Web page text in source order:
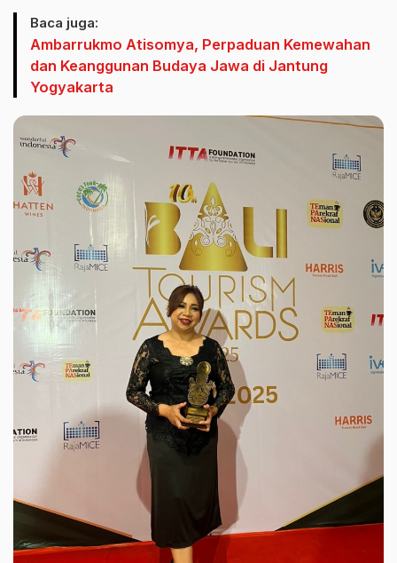
Baca juga:
Ambarrukmo Atisomya, Perpaduan Kemewahan
dan Keanggunan Budaya Jawa di Jantung
Yogyakarta